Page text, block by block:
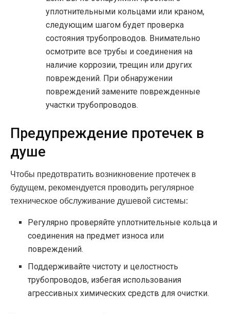
уплотнительными кольцами или краном,
следующим шагом будет проверка
состояния трубопроводов. Внимательно
осмотрите все трубы и соединения на
наличие коррозии, трещин или других
повреждений. При обнаружении
повреждений замените поврежденные
участки трубопроводов.
Предупреждение протечек в
душе
Чтобы предотвратить возникновение протечек в
будущем, рекомендуется проводить регулярное
техническое обслуживание душевой системы:
Регулярно проверяйте уплотнительные кольца и
соединения на предмет износа или
повреждений.
Поддерживайте чистоту и целостность
трубопроводов, избегая использования
агрессивных химических средств для очистки.